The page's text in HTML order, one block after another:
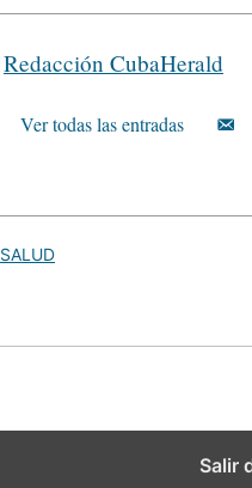
Redacción CubaHerald
Ver todas las entradas
SALUD
Salir